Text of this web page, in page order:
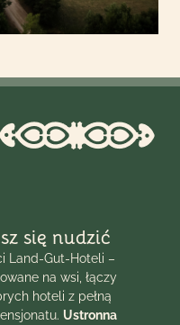
się nudzić
Land-Gut-Hoteli –
na wsi, łączy
hoteli z pełną
Ustronna